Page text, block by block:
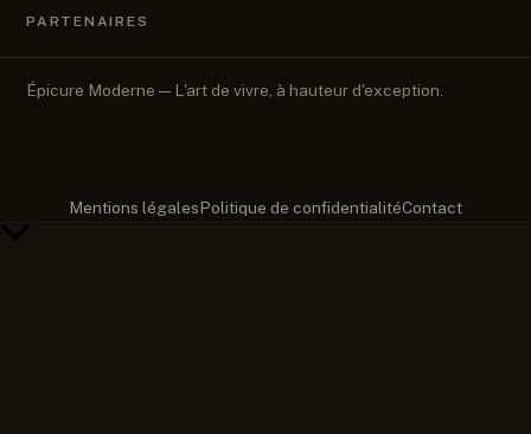
PARTENAIRES
Épicure Moderne — L'art de vivre, à hauteur d'exception.
Mentions légalesPolitique de confidentialitéContact